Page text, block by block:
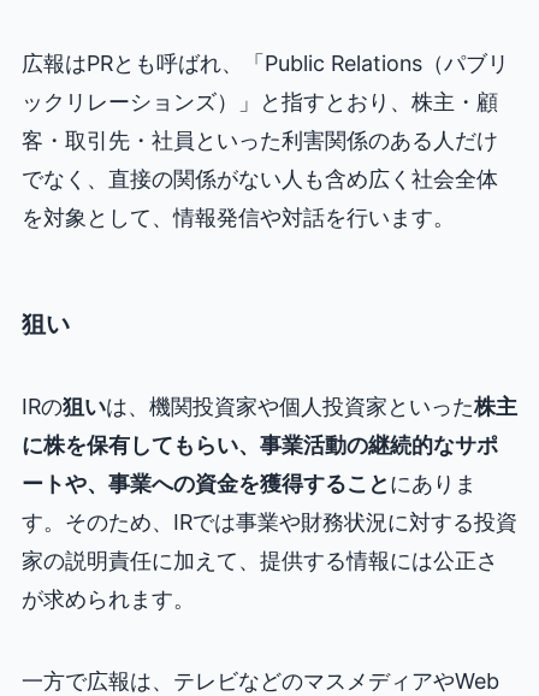
広報はPRとも呼ばれ、「Public Relations（パブリ
ックリレーションズ）」と指すとおり、株主・顧
客・取引先・社員といった利害関係のある人だけ
でなく、直接の関係がない人も含め広く社会全体
を対象として、情報発信や対話を行います。
狙い
IRの狙いは、機関投資家や個人投資家といった株主
に株を保有してもらい、事業活動の継続的なサポ
ートや、事業への資金を獲得することにありま
す。そのため、IRでは事業や財務状況に対する投資
家の説明責任に加えて、提供する情報には公正さ
が求められます。
一方で広報は、テレビなどのマスメディアやWeb